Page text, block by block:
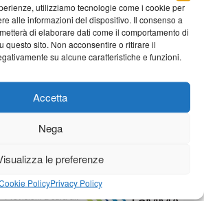
utilizziamo tecnologie come i cookie per
alle informazioni del dispositivo. Il consenso a
di elaborare dati come il comportamento di
questo sito. Non acconsentire o ritirare il
su alcune caratteristiche e funzioni.
Accetta
Nega
le preferenze
PolicyPrivacy Policy
Sabato Domenica Lunedì
23°C|36°C 22°C|36°C 21°C|37°C